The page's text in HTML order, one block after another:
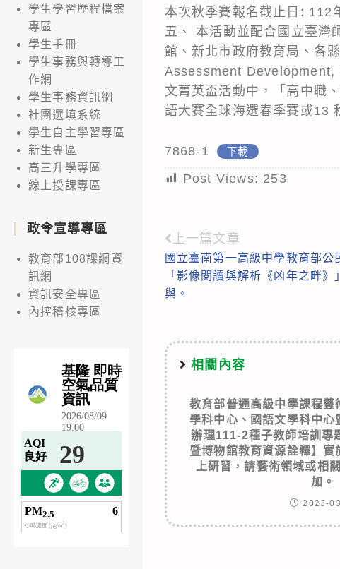
本次秋季賽報名截止日: 112
五、 本活動並配合國立臺灣
館、新北市政府教育局、各
Assessment Development,
文菁英盃活動中，「高中職
語大賽全球海選春季賽或13
7868-1 下載
Post Views: 253
Read
more
articles
上一篇文章
國立臺南第一高級中學教育部公
「影像閱讀與解析《凶年之畔
與。
相關內容
教育部普通高級中學課程藝
學科中心、國語文學科中心
辦理111-2種子教師培訓專
暨博物館教育資源詮釋】實
上研習，請藝術領域或相
加。
2023-
學生學習歷程檔案
專區
學生手冊
學生事務與轉導工
作網
學生事務資訊網
社團選填系統
學生自主學習專區
新生專區
高三升學專區
線上授課專區
政令宣導專區
教育部108課綱資
訊網
資訊安全專區
內控稽核專區